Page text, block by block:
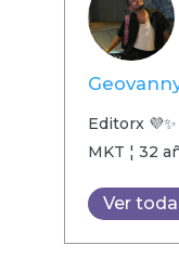
Editorx 💜✨
MKT ¦ 32
Ver